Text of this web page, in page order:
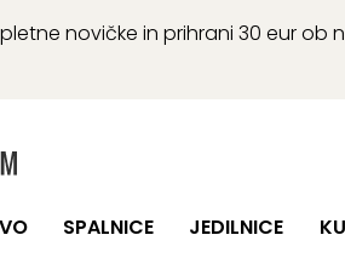
novičke in prihrani 30 eur
SPALNICE JEDILNICE